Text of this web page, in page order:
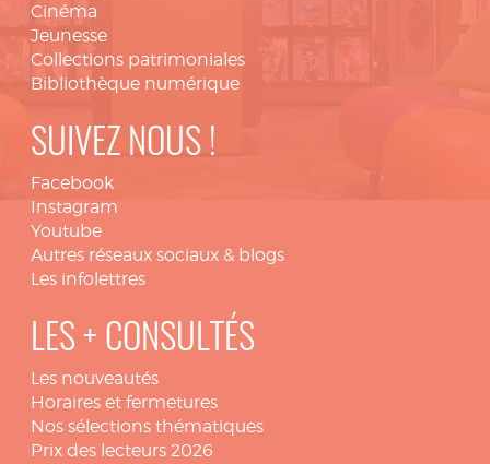
Cinéma
Jeunesse
Collections patrimoniales
Bibliothèque numérique
SUIVEZ NOUS !
Facebook
Instagram
Youtube
Autres réseaux sociaux & blogs
Les infolettres
LES + CONSULTÉS
Les nouveautés
Horaires et fermetures
Nos sélections thématiques
Prix des lecteurs 2026